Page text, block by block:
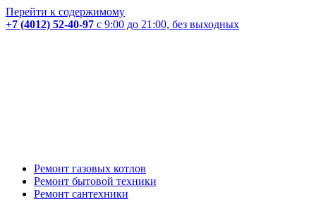
Перейти к содержимому
+7 (4012) 52-40-97 с 9:00 до 21:00, без выходных
Ремонт газовых котлов
Ремонт бытовой техники
Ремонт сантехники